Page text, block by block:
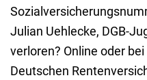
Julian Uehlecke, DGB-
verloren? Online oder
Deutschen